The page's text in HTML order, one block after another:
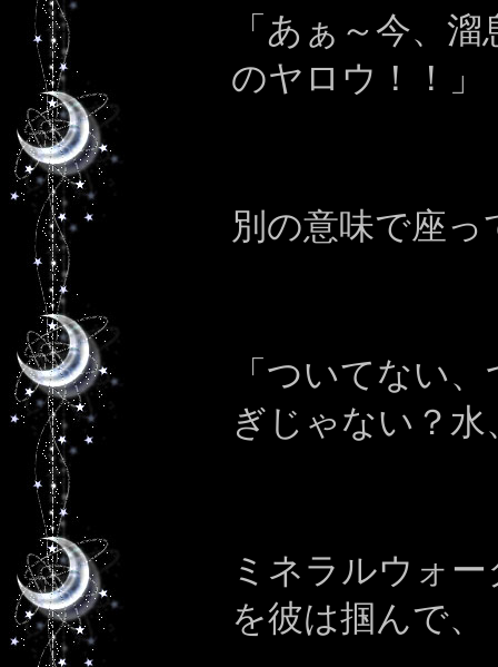
「あぁ～今、
のヤロウ！！」
別の意味で座
「ついてない
ぎじゃない？
ミネラルウォ
を彼は掴んで、